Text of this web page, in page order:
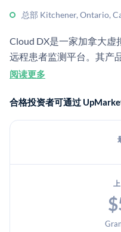
总部 Kitchener, Ontario,
Cloud DX是一家加拿大虚
远程患者监测平台。其产
伤口护理以及家庭护理中
阅读更多
合格投资者可通过